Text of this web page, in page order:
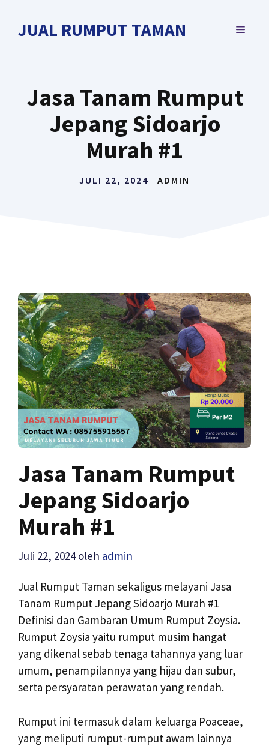
JUAL RUMPUT TAMAN MENU
Jasa Tanam Rumput
Jepang Sidoarjo
Murah #1
JULI 22, 2024 ADMIN
Jasa Tanam Rumput
Jepang Sidoarjo
Murah #1
Juli 22, 2024 oleh admin
Jual Rumput Taman sekaligus melayani Jasa
Tanam Rumput Jepang Sidoarjo Murah #1
Definisi dan Gambaran Umum Rumput Zoysia.
Rumput Zoysia yaitu rumput musim hangat
yang dikenal sebab tenaga tahannya yang luar
umum, penampilannya yang hijau dan subur,
serta persyaratan perawatan yang rendah.
Rumput ini termasuk dalam keluarga Poaceae,
yang meliputi rumput-rumput awam lainnya